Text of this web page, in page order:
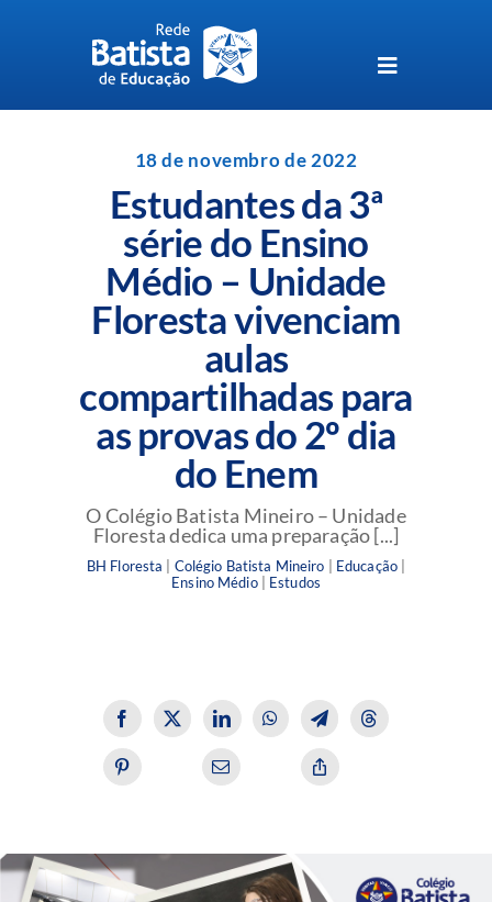
Toggle
Navigation
Perguntas Frequentes
Blog da Rede Batista
18 de novembro de 2022
Estudantes da 3ª
série do Ensino
Médio – Unidade
Floresta vivenciam
aulas
compartilhadas para
as provas do 2º dia
do Enem
O Colégio Batista Mineiro – Unidade
Floresta dedica uma preparação [...]
BH Floresta Colégio Batista Mineiro Educação|
Ensino Médio| Estudos